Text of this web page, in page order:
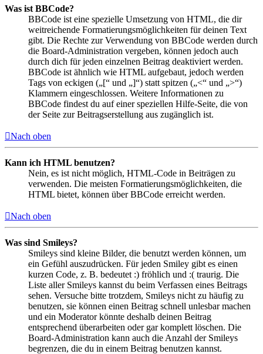
Was ist BBCode?
BBCode ist eine spezielle Umsetzung von HTML, die dir
weitreichende Formatierungsmöglichkeiten für deinen Text
gibt. Die Rechte zur Verwendung von BBCode werden durch
die Board-Administration vergeben, können jedoch auch
durch dich für jeden einzelnen Beitrag deaktiviert werden.
BBCode ist ähnlich wie HTML aufgebaut, jedoch werden
Tags von eckigen („[“ und „]“) statt spitzen („<“ und „>“)
Klammern eingeschlossen. Weitere Informationen zu
BBCode findest du auf einer speziellen Hilfe-Seite, die von
der Seite zur Beitragserstellung aus zugänglich ist.
Nach oben
Kann ich HTML benutzen?
Nein, es ist nicht möglich, HTML-Code in Beiträgen zu
verwenden. Die meisten Formatierungsmöglichkeiten, die
HTML bietet, können über BBCode erreicht werden.
Nach oben
Was sind Smileys?
Smileys sind kleine Bilder, die benutzt werden können, um
ein Gefühl auszudrücken. Für jeden Smiley gibt es einen
kurzen Code, z. B. bedeutet :) fröhlich und :( traurig. Die
Liste aller Smileys kannst du beim Verfassen eines Beitrags
sehen. Versuche bitte trotzdem, Smileys nicht zu häufig zu
benutzen, sie können einen Beitrag schnell unlesbar machen
und ein Moderator könnte deshalb deinen Beitrag
entsprechend überarbeiten oder gar komplett löschen. Die
Board-Administration kann auch die Anzahl der Smileys
begrenzen, die du in einem Beitrag benutzen kannst.